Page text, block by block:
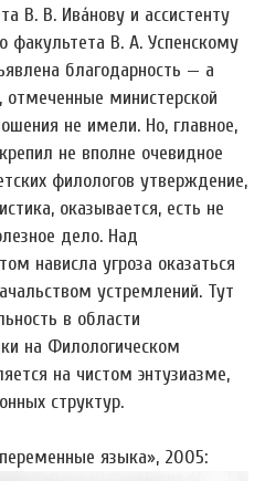
В. В. Ива́нову и ассистенту
факультета В. А. Успенскому
благодарность — а
отмеченные министерской
не имели. Но, главное,
не вполне очевидное
филологов утверждение,
оказывается, есть не
дело. Над
нависла угроза оказаться
устремлений. Тут
в области
на Филологическом
на чистом энтузиазме,
структур.
языка», 2005: